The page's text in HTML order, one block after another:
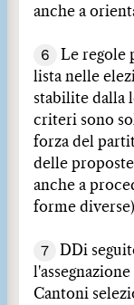
anche a
6
Le regole
lista nelle
stabilite dalla
criteri sono
forza del
delle
anche a
forme
7
DDi
Cantoni